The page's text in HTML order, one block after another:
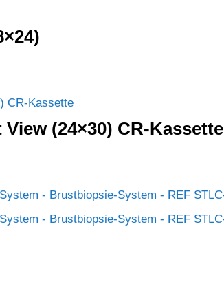
(24×30) CR-Kassette